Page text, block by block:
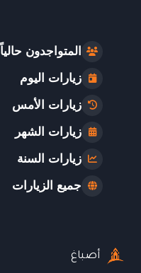
المتواجدون حالياً
زيارات اليوم
زيارات الأمس
زيارات الشهر
زيارات السنة
جميع الزيارات
أصباغ